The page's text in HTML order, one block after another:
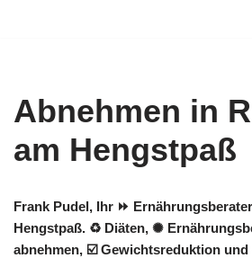
Abnehmen in
am Hengstpaß
Frank Pudel, Ihr ⏩
Hengstpaß. ♻ Diäten, ✺
abnehmen, ☑️ Gewichtsreduktion